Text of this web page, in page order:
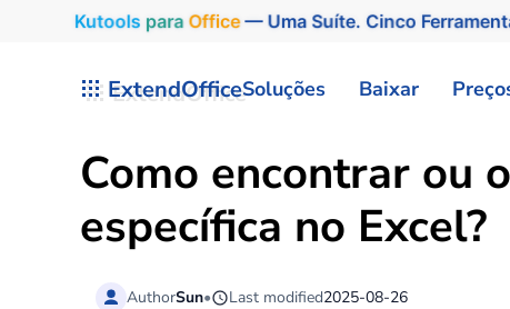
Kutools para Office— Uma Suíte. Cinco
ExtendOfficeSoluções Baixar
Como encontrar ou
específica no Excel?
AuthorSun• Last modified2025-08-26